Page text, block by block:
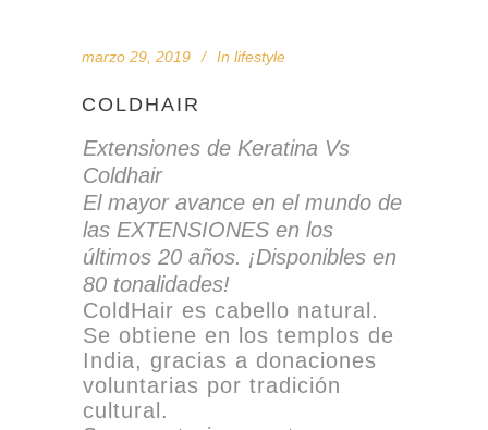
marzo 29, 2019 In lifestyle
COLDHAIR
Extensiones de Keratina Vs
Coldhair
El mayor avance en el mundo de
las EXTENSIONES en los
últimos 20 años. ¡Disponibles en
80 tonalidades!
ColdHair es cabello natural.
Se obtiene en los templos de
India, gracias a donaciones
voluntarias por tradición
cultural.